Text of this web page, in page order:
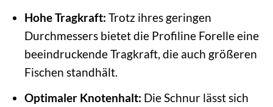
Hohe Tragkraft: Trotz ihres geringen
Durchmessers bietet die Profiline Forelle eine
beeindruckende Tragkraft, die auch größeren
Fischen standhält.
Optimaler Knotenhalt: Die Schnur lässt sich